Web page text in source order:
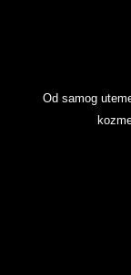
Od samog